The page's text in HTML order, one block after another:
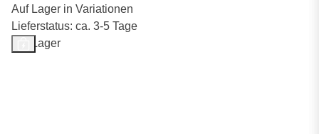
Auf Lager in Variationen
Lieferstatus: ca. 3-5 Tage
Auf Lager